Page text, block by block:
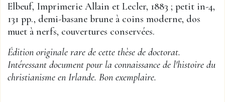
Elbeuf, Imprimerie Allain et Lecler, 1883 ; petit in-4,
131 pp., demi-basane brune à coins moderne, dos
muet à nerfs, couvertures conservées.
Édition originale rare de cette thèse de doctorat.
Intéressant document pour la connaissance de l'histoire du
christianisme en Irlande. Bon exemplaire.